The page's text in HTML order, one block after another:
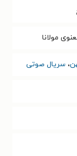
مولانا
، سریال صوتی